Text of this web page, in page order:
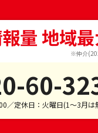
量 地域
※仲介
60-
／定休日：火曜日(1～3月は